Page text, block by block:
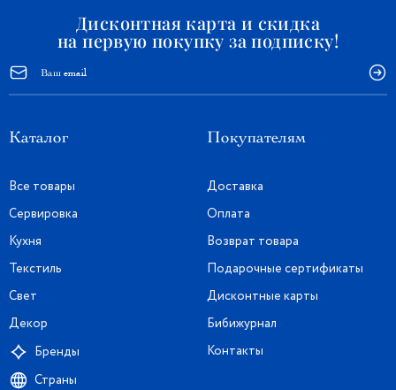
Дисконтная карта и скидка
на первую покупку за подписку!
Каталог
Все товары
Сервировка
Кухня
Текстиль
Свет
Декор
Бренды
Страны
Покупателям
Доставка
Оплата
Возврат товара
Подарочные сертификаты
Дисконтные карты
Бибижурнал
Контакты